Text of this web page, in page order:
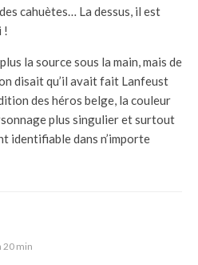
cahuètes… La dessus, il est
!
la source sous la main, mais de
disait qu’il avait fait Lanfeust
des héros belge, la couleur
plus singulier et surtout
identifiable dans n’importe
20 min